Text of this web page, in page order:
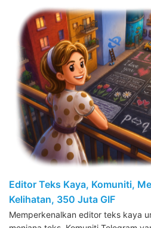
Editor Teks Kaya, Komuniti,
Kelihatan, 350 Juta GIF
Memperkenalkan editor teks kaya